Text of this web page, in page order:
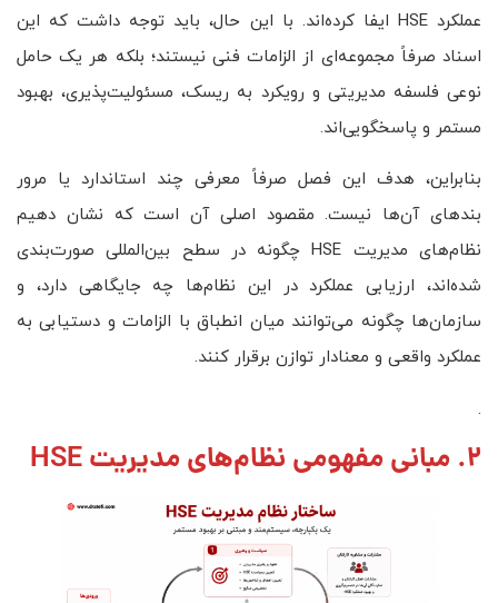
عملکرد HSE ایفا کرده‌اند. با این حال، باید توجه داشت که این
اسناد صرفاً مجموعه‌ای از الزامات فنی نیستند؛ بلکه هر یک حامل
نوعی فلسفه مدیریتی و رویکرد به ریسک، مسئولیت‌پذیری، بهبود
مستمر و پاسخگویی‌اند.
بنابراین، هدف این فصل صرفاً معرفی چند استاندارد یا مرور
بندهای آن‌ها نیست. مقصود اصلی آن است که نشان دهیم
نظام‌های مدیریت HSE چگونه در سطح بین‌المللی صورت‌بندی
شده‌اند، ارزیابی عملکرد در این نظام‌ها چه جایگاهی دارد، و
سازمان‌ها چگونه می‌توانند میان انطباق با الزامات و دستیابی به
عملکرد واقعی و معنادار توازن برقرار کنند.
.
2. مبانی مفهومی نظام‌های مدیریت HSE